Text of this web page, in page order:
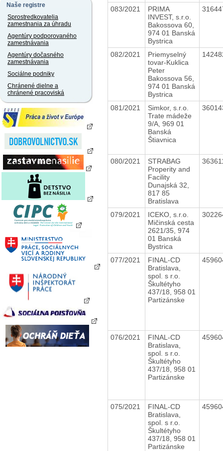
Naše registre
Sprostredkovatelia
zamestnania za úhradu
Agentúry podporovaného
zamestnávania
Agentúry dočasného
zamestnávania
Sociálne podniky
Chránené dielne a
chránené pracoviská
083/2021
PRIMA
INVEST, s.r.o.
Bakossova 60,
974 01 Banská
Bystrica
082/2021
Priemyselný
tovar-Kuklica
Peter
Bakossova 56,
974 01 Banská
Bystrica
081/2021
Simkor, s.r.o.
Trate mádeže
9/A, 969 01
Banská
Štiavnica
080/2021
STRABAG
Properity and
Facility
Dunajská 32,
817 85
Bratislava
079/2021
ICEKO, s.r.o.
Mičinská cesta
2621/35, 974
01 Banská
Bystrica
077/2021
FINAL-CD
Bratislava,
spol. s r.o.
Škultétyho
437/18, 958 01
Partizánske
076/2021
FINAL-CD
Bratislava,
spol. s r.o.
Škultétyho
437/18, 958 01
Partizánske
075/2021
FINAL-CD
Bratislava,
spol. s r.o.
Škultétyho
437/18, 958 01
Partizánske